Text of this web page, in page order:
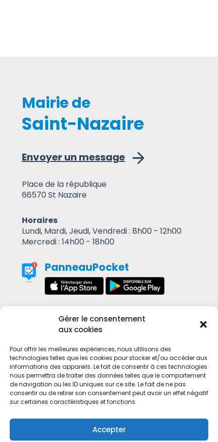
Gérer le consentement
aux cookies
Pour offrir les meilleures expériences, nous utilisons des
technologies telles que les cookies pour stocker et/ou accéder aux
informations des appareils. Le fait de consentir à ces technologies
nous permettra de traiter des données telles que le comportement
de navigation ou les ID uniques sur ce site. Le fait de ne pas
consentir ou de retirer son consentement peut avoir un effet négatif
sur certaines caractéristiques et fonctions.
Accepter
Mairie de
Saint-Nazaire
Envoyer un message
Place de la république
66570 St Nazaire
Horaires
Lundi, Mardi, Jeudi, Vendredi : 8h00 - 12h00
Mercredi : 14h00 - 18h00
PanneauPocket
Contact